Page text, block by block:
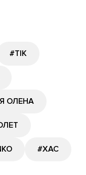
#ТІК
ОЛЕНА
#ХАС